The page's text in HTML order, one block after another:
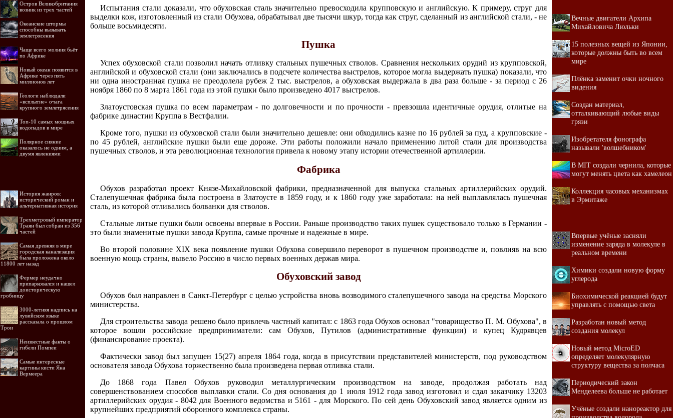
Остров Великобритания
возник из трех частей
Океанские штормы
способны вызывать
землетрясения
Чаще всего молния бьёт
по Африке
Новый океан появится в
Африке через пять
миллионов лет
Геологи наблюдали
«всплытие» очага
крупного землетрясения
Топ-10 самых мощных
водопадов в мире
Полярное сияние
оказалось не одним, а
двумя явлениями
История жанров:
исторический роман и
альтернативная история
Трехметровый император
Траян был собран из 356
частей
Самая древняя в мире
городская канализация
была проложена около
11800 лет назад
Фермер неудачно
припарковался и нашел
доисторическую
гробницу
3000-летняя надпись на
лувийском языке
рассказала о прошлом
Трои
Неизвестные факты о
гибели Помпеи
Самые интересные
картины кисти Яна
Вермеера
Испытания стали доказали, что обуховская сталь значительно превосходила крупповскую и английскую. К примеру, струг для
выделки кож, изготовленный из стали Обухова, обрабатывал две тысячи шкур, тогда как струг, сделанный из английской стали, - не
больше восьмидесяти.
Пушка
Успех обуховской стали позволил начать отливку стальных пушечных стволов. Сравнения нескольких орудий из крупповской,
английской и обуховской стали (они заключались в подсчете количества выстрелов, которое могла выдержать пушка) показали, что
ни одна иностранная пушка не преодолела рубеж 2 тыс. выстрелов, а обуховская выдержала в два раза больше - за период с 26
ноября 1860 по 8 марта 1861 года из этой пушки было произведено 4017 выстрелов.
Златоустовская пушка по всем параметрам - по долговечности и по прочности - превзошла идентичные орудия, отлитые на
фабрике династии Круппа в Вестфалии.
Кроме того, пушки из обуховской стали были значительно дешевле: они обходились казне по 16 рублей за пуд, а крупповские -
по 45 рублей, английские пушки были еще дороже. Эти работы положили начало применению литой стали для производства
пушечных стволов, и эта революционная технология привела к новому этапу истории отечественной артиллерии.
Фабрика
Обухов разработал проект Князе-Михайловской фабрики, предназначенной для выпуска стальных артиллерийских орудий.
Сталепушечная фабрика была построена в Златоусте в 1859 году, и к 1860 году уже заработала: на ней выплавлялась пушечная
сталь, из которой отливались болванки для стволов.
Стальные литые пушки были освоены впервые в России. Раньше производство таких пушек существовало только в Германии -
это были знаменитые пушки завода Круппа, самые прочные и надежные в мире.
Во второй половине XIX века появление пушки Обухова совершило переворот в пушечном производстве и, повлияв на всю
военную мощь страны, вывело Россию в число первых военных держав мира.
Обуховский завод
Обухов был направлен в Санкт-Петербург с целью устройства вновь возводимого сталепушечного завода на средства Морского
министерства.
Для строительства завода решено было привлечь частный капитал: с 1863 года Обухов основал "товарищество П. М. Обухова", в
которое вошли российские предприниматели: сам Обухов, Путилов (административные функции) и купец Кудрявцев
(финансирование проекта).
Фактически завод был запущен 15(27) апреля 1864 года, когда в присутствии представителей министерств, под руководством
основателя завода Обухова торжественно была произведена первая отливка стали.
До 1868 года Павел Обухов руководил металлургическим производством на заводе, продолжая работать над
совершенствованием способов выплавки стали. Со дня основания до 1 июля 1912 года завод изготовил и сдал заказчику 13203
артиллерийских орудия - 8042 для Военного ведомства и 5161 - для Морского. По сей день Обуховский завод является одним из
крупнейших предприятий оборонного комплекса страны.
Вечные двигатели Архипа
Михайловича Люльки
15 полезных вещей из Японии,
которые должны быть во всем
мире
Плёнка заменит очки ночного
видения
Создан материал,
отталкивающий любые виды
грязи
Изобретателя фонографа
называли 'волшебником'
В MIT создали чернила, которые
могут менять цвета как хамелеон
Коллекция часовых механизмах
в Эрмитаже
Впервые учёные засняли
изменение заряда в молекуле в
реальном времени
Химики создали новую форму
углерода
Биохимической реакцией будут
управлять с помощью света
Разработан новый метод
создания молекул
Новый метод MicroED
определяет молекулярную
структуру вещества за полчаса
Периодический закон
Менделеева больше не работает
Учёные создали нанореактор для